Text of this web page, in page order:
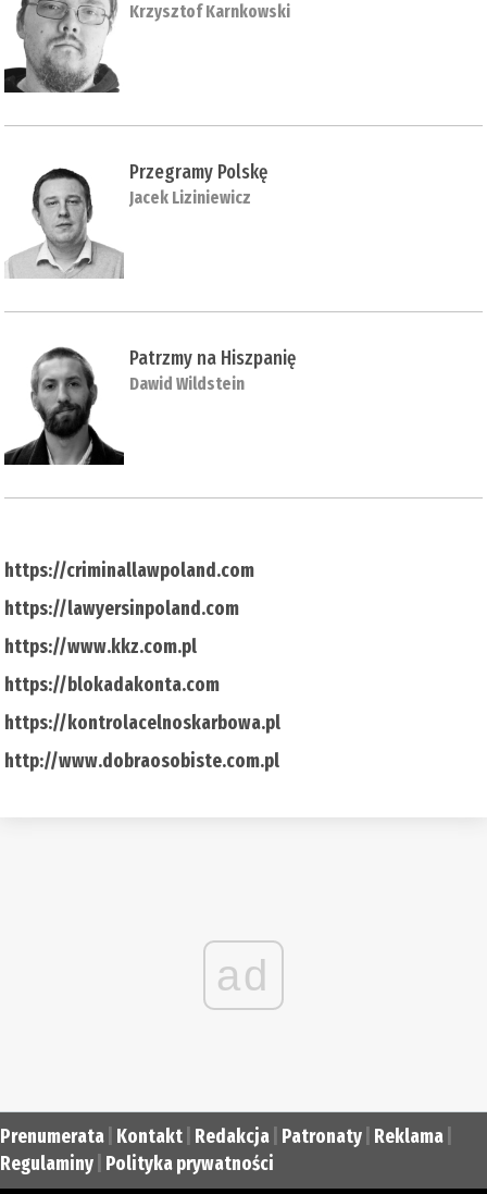
Krzysztof Karnkowski
Przegramy Polskę
Jacek Liziniewicz
Patrzmy na Hiszpanię
Dawid Wildstein
https://criminallawpoland.com
https://lawyersinpoland.com
https://www.kkz.com.pl
https://blokadakonta.com
https://kontrolacelnoskarbowa.pl
http://www.dobraosobiste.com.pl
ad
Prenumerata Kontakt Redakcja Patronaty Reklama
Regulaminy Polityka prywatności